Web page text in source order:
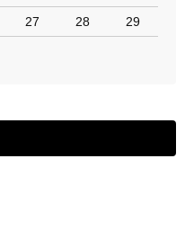
27 28 29